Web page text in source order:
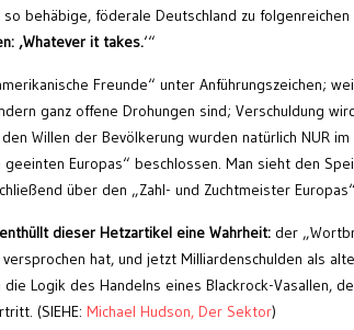
behäbige, föderale Deutschland zu folgenreichen
‚Whatever it takes.‘“
Freunde“ unter Anführungszeichen;
ganz offene Drohungen sind; Verschuldung
Willen der Bevölkerung wurden natürlich NUR
Europas“ beschlossen. Man sieht den
über den „Zahl- und Zuchtmeister
dieser Hetzartikel eine Wahrheit: der
versprochen hat, und jetzt Milliardenschulden als
die Logik des Handelns eines Blackrock-Vasallen,
(SIEHE: Michael Hudson, Der Sektor)